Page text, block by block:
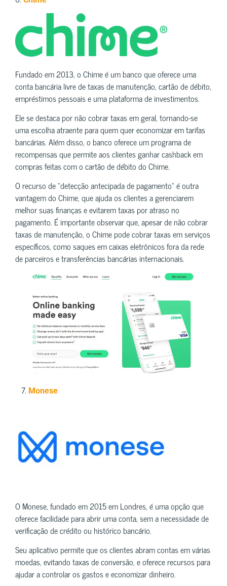
Fundado em 2013, o Chime é um banco que oferece uma
conta bancária livre de taxas de manutenção, cartão de débito,
empréstimos pessoais e uma plataforma de investimentos.
Ele se destaca por não cobrar taxas em geral, tornando-se
uma escolha atraente para quem quer economizar em tarifas
bancárias. Além disso, o banco oferece um programa de
recompensas que permite aos clientes ganhar cashback em
compras feitas com o cartão de débito do Chime.
O recurso de “detecção antecipada de pagamento” é outra
vantagem do Chime, que ajuda os clientes a gerenciarem
melhor suas finanças e evitarem taxas por atraso no
pagamento. É importante observar que, apesar de não cobrar
taxas de manutenção, o Chime pode cobrar taxas em serviços
específicos, como saques em caixas eletrônicos fora da rede
de parceiros e transferências bancárias internacionais.
7. Monese
O Monese, fundado em 2015 em Londres, é uma opção que
oferece facilidade para abrir uma conta, sem a necessidade de
verificação de crédito ou histórico bancário.
Seu aplicativo permite que os clientes abram contas em várias
moedas, evitando taxas de conversão, e oferece recursos para
ajudar a controlar os gastos e economizar dinheiro.